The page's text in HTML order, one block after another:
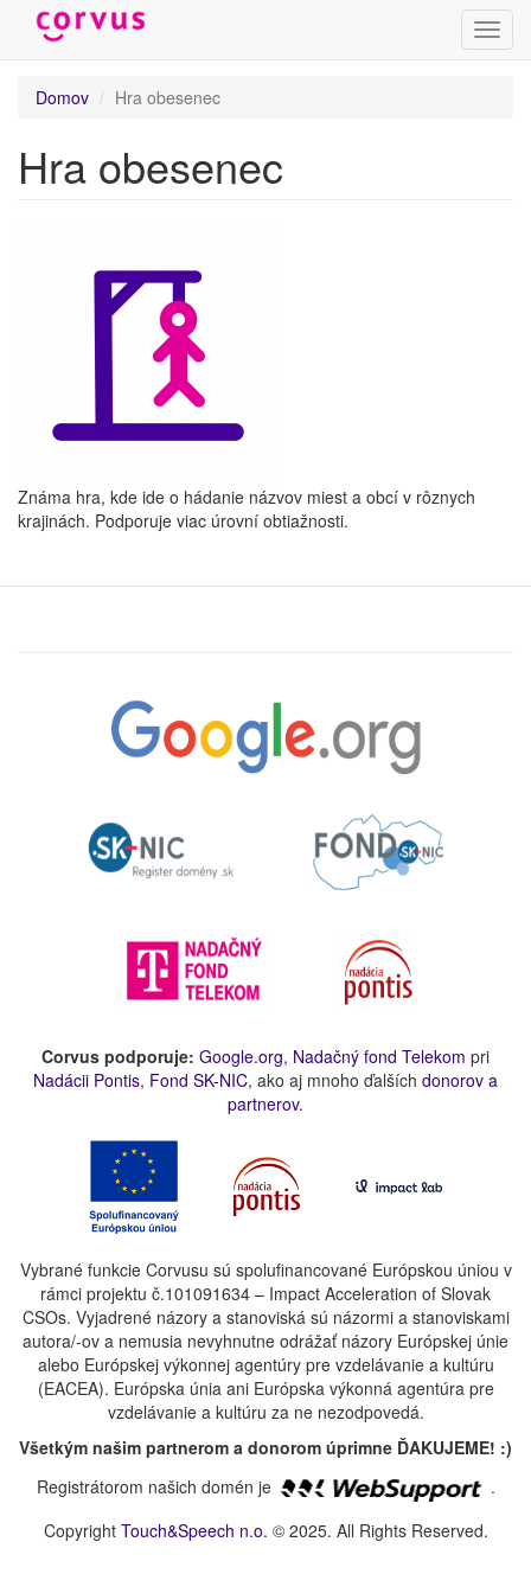
Skočiť
obsah
Domov
Hra obesenec
Hra obesenec
Známa hra, kde ide o hádanie názvov miest a obcí v rôznych
krajinách. Podporuje viac úrovní obtiažnosti.
Corvus podporuje: Google.org, Nadačný fond Telekom pri
Nadácii Pontis, Fond SK-NIC, ako aj mnoho ďalších donorov a
partnerov.
Vybrané funkcie Corvusu sú spolufinancované Európskou úniou v
rámci projektu č.101091634 – Impact Acceleration of Slovak
CSOs. Vyjadrené názory a stanoviská sú názormi a stanoviskami
autora/-ov a nemusia nevyhnutne odrážať názory Európskej únie
alebo Európskej výkonnej agentúry pre vzdelávanie a kultúru
(EACEA). Európska únia ani Európska výkonná agentúra pre
vzdelávanie a kultúru za ne nezodpovedá.
Všetkým našim partnerom a donorom úprimne ĎAKUJEME! :)
Registrátorom našich domén je
.
Copyright Touch&Speech n.o. © 2025. All Rights Reserved.